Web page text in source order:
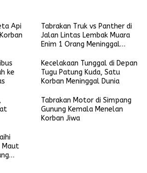
Api
Tabrakan Truk vs Panther di
Jalan Lintas Lembak Muara
Enim 1 Orang Meninggal
ke
Kecelakaan Tunggal di Depan
Tugu Patung Kuda, Satu
Korban Meninggal Dunia
Tabrakan Motor di Simpang
Gunung Kemala Menelan
Korban Jiwa
Maut